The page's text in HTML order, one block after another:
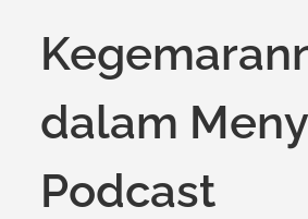
dalam
Podcast